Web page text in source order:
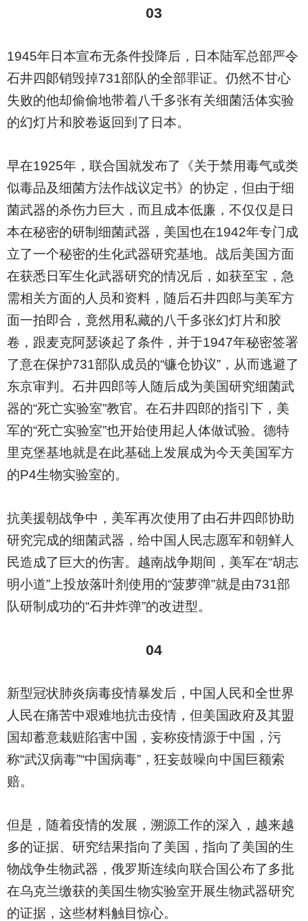
03
1945年日本宣布无条件投降后，日本陆军总部严令
石井四郞销毁掉731部队的全部罪证。仍然不甘心
失败的他却偷偷地带着八千多张有关细菌活体实验
的幻灯片和胶卷返回到了日本。
早在1925年，联合国就发布了《关于禁用毒气或类
似毒品及细菌方法作战议定书》的协定，但由于细
菌武器的杀伤力巨大，而且成本低廉，不仅仅是日
本在秘密的研制细菌武器，美国也在1942年专门成
立了一个秘密的生化武器研究基地。战后美国方面
在获悉日军生化武器研究的情况后，如获至宝，急
需相关方面的人员和资料，随后石井四郎与美军方
面一拍即合，竟然用私藏的八千多张幻灯片和胶
卷，跟麦克阿瑟谈起了条件，并于1947年秘密签署
了意在保护731部队成员的“镰仓协议”，从而逃避了
东京审判。石井四郎等人随后成为美国研究细菌武
器的“死亡实验室”教官。在石井四郎的指引下，美
军的“死亡实验室”也开始使用起人体做试验。德特
里克堡基地就是在此基础上发展成为今天美国军方
的P4生物实验室的。
抗美援朝战争中，美军再次使用了由石井四郎协助
研究完成的细菌武器，给中国人民志愿军和朝鲜人
民造成了巨大的伤害。越南战争期间，美军在“胡志
明小道”上投放落叶剂使用的“菠萝弹”就是由731部
队研制成功的“石井炸弹”的改进型。
04
新型冠状肺炎病毒疫情暴发后，中国人民和全世界
人民在痛苦中艰难地抗击疫情，但美国政府及其盟
国却蓄意栽赃陷害中国，妄称疫情源于中国，污
称“武汉病毒”“中国病毒”，狂妄鼓噪向中国巨额索
赔。
但是，随着疫情的发展，溯源工作的深入，越来越
多的证据、研究结果指向了美国，指向了美国的生
物战争生物武器，俄罗斯连续向联合国公布了多批
在乌克兰缴获的美国生物实验室开展生物武器研究
的证据，这些材料触目惊心。